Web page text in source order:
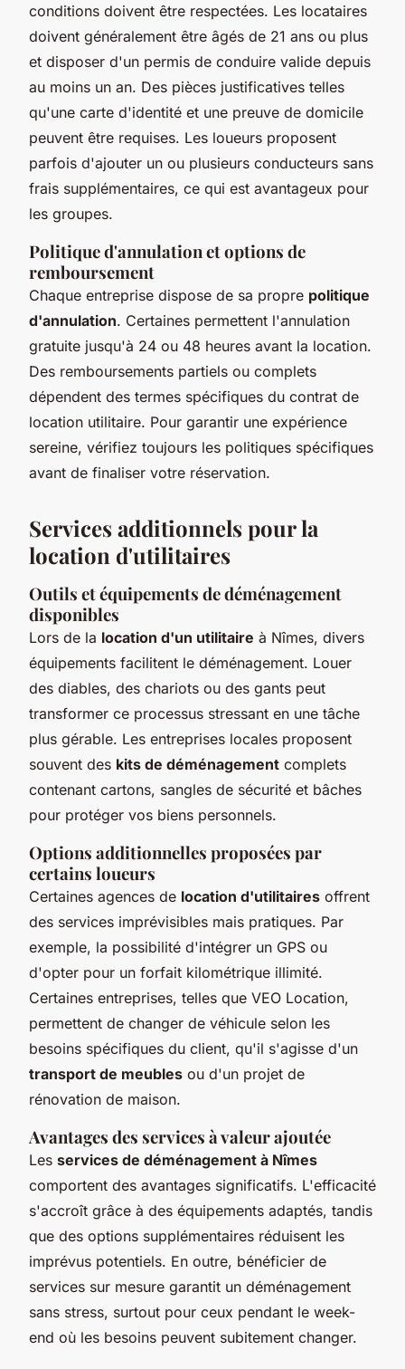
conditions doivent être respectées. Les locataires
doivent généralement être âgés de 21 ans ou plus
et disposer d'un permis de conduire valide depuis
au moins un an. Des pièces justificatives telles
qu'une carte d'identité et une preuve de domicile
peuvent être requises. Les loueurs proposent
parfois d'ajouter un ou plusieurs conducteurs sans
frais supplémentaires, ce qui est avantageux pour
les groupes.
Politique d'annulation et options de
remboursement
Chaque entreprise dispose de sa propre politique
d'annulation. Certaines permettent l'annulation
gratuite jusqu'à 24 ou 48 heures avant la location.
Des remboursements partiels ou complets
dépendent des termes spécifiques du contrat de
location utilitaire. Pour garantir une expérience
sereine, vérifiez toujours les politiques spécifiques
avant de finaliser votre réservation.
Services additionnels pour la
location d'utilitaires
Outils et équipements de déménagement
disponibles
Lors de la location d'un utilitaire à Nîmes, divers
équipements facilitent le déménagement. Louer
des diables, des chariots ou des gants peut
transformer ce processus stressant en une tâche
plus gérable. Les entreprises locales proposent
souvent des kits de déménagement complets
contenant cartons, sangles de sécurité et bâches
pour protéger vos biens personnels.
Options additionnelles proposées par
certains loueurs
Certaines agences de location d'utilitaires offrent
des services imprévisibles mais pratiques. Par
exemple, la possibilité d'intégrer un GPS ou
d'opter pour un forfait kilométrique illimité.
Certaines entreprises, telles que VEO Location,
permettent de changer de véhicule selon les
besoins spécifiques du client, qu'il s'agisse d'un
transport de meubles ou d'un projet de
rénovation de maison.
Avantages des services à valeur ajoutée
Les services de déménagement à Nîmes
comportent des avantages significatifs. L'efficacité
s'accroît grâce à des équipements adaptés, tandis
que des options supplémentaires réduisent les
imprévus potentiels. En outre, bénéficier de
services sur mesure garantit un déménagement
sans stress, surtout pour ceux pendant le week-
end où les besoins peuvent subitement changer.